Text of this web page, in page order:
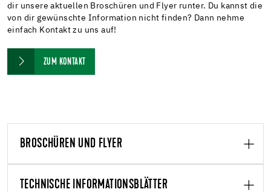
dir unsere aktuellen Broschüren und Flyer runter. Du kannst die
von dir gewünschte Information nicht finden? Dann nehme
einfach Kontakt zu uns auf!
ZUM KONTAKT
BROSCHÜREN UND FLYER
TECHNISCHE INFORMATIONSBLÄTTER